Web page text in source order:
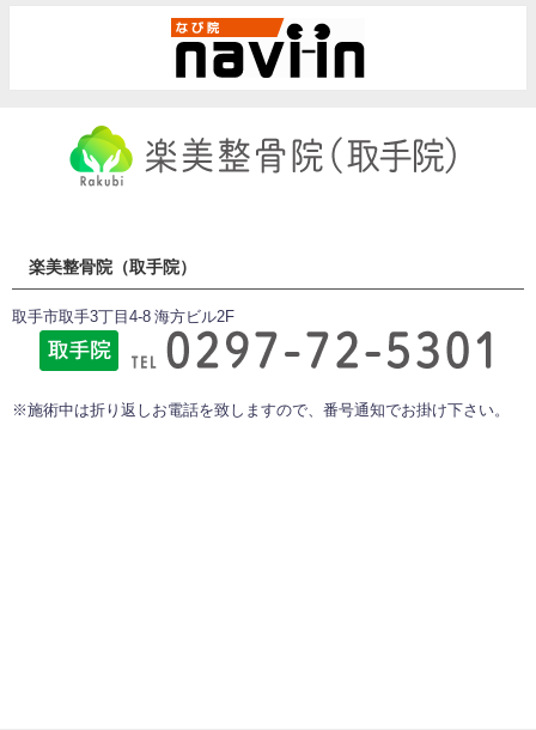
楽美整骨院（取手院）
取手市取手3丁目4-8 海方ビル2F
※施術中は折り返しお電話を致しますので、番号通知でお掛け下さい。